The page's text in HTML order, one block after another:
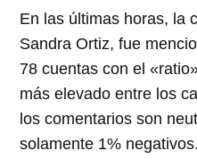
En las últimas horas, la
Sandra Ortiz, fue
78 cuentas con el
más elevado entre los
los comentarios son
solamente 1%